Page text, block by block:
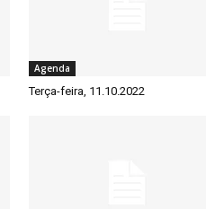
Agenda
Terça-feira, 11.10.2022